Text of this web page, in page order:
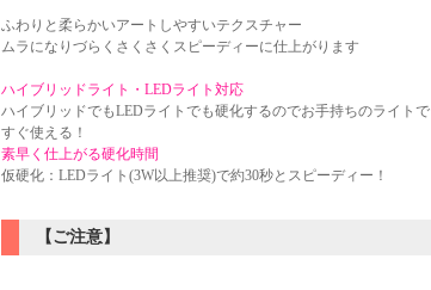
ふわりと柔らかいアートしやすいテクスチャー
ムラになりづらくさくさくスピーディーに仕上がります
ハイブリッドライト・LEDライト対応
ハイブリッドでもLEDライトでも硬化するのでお手持ちのライトで
すぐ使える！
素早く仕上がる硬化時間
仮硬化：LEDライト(3W以上推奨)で約30秒とスピーディー！
【ご注意】